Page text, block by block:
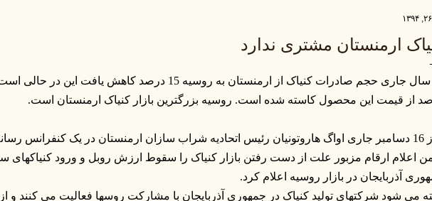
ارمنستان مشتری ندارد
از قیمت این محصول کاسته شده است. روسیه بزرگترین بازار کنیاک ارمنستان است.
روز 16 دسامبر جاری اواگ هاروتونیان رئیس اتحادیه شراب سازان ارمنستان در یک کنفرانس
اعلام ارقام مزبور علت از دست رفتن بازار کنیاک را سقوط ارزش روبل و ورود کنیاکهای
آذربایجان در بازار روسیه اعلام کرد.
می شود شرکتهای تولید کنیاک در جمهوری آذربایجان با مشارکت روسها فعالیت می کنند و